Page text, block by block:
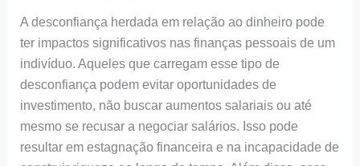
A desconfiança herdada em relação ao dinheiro pode
ter impactos significativos nas finanças pessoais de um
indivíduo. Aqueles que carregam esse tipo de
desconfiança podem evitar oportunidades de
investimento, não buscar aumentos salariais ou até
mesmo se recusar a negociar salários. Isso pode
resultar em estagnação financeira e na incapacidade de